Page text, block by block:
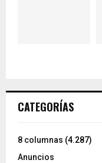
CATEGORÍAS
8 columnas (4.287)
Anuncios